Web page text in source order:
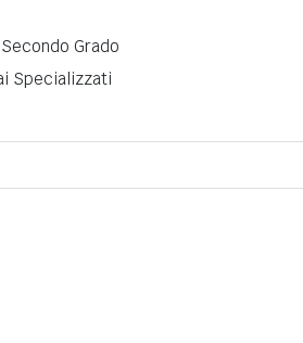
Grado
Specializzati